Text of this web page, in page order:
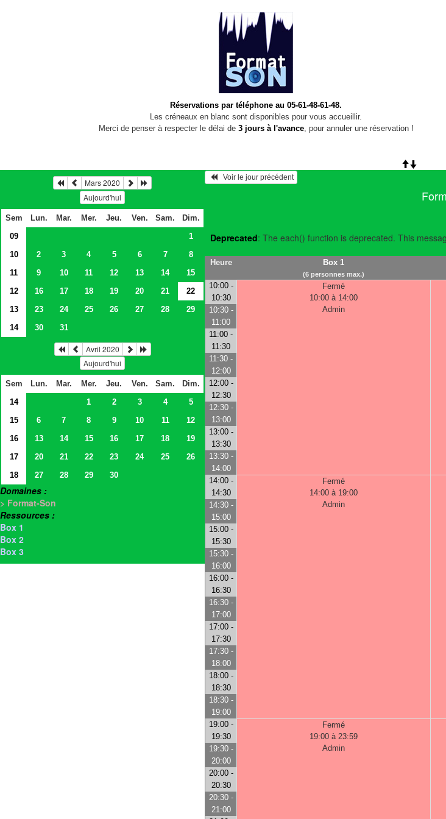
Réservations par téléphone au 05-61-48-61-48.
Les créneaux en blanc sont disponibles pour vous accueillir.
Merci de penser à respecter le délai de 3 jours à l'avance, pour annuler une réservation !
Mars 2020
Aujourd'hui
Sem Lun. Mar. Mer. Jeu. Ven. Sam.
Dim.
09
1
10
2 3 4 5 6 7
8
11
9 10 11 12 13 14
15
12
16 17 18 19 20 21
22
13
23 24 25 26 27 28
29
14
30 31
Avril 2020
Aujourd'hui
Sem Lun. Mar. Mer. Jeu. Ven. Sam.
Dim.
14
1 2 3 4
5
15
6 7 8 9 10 11
12
16
13 14 15 16 17 18
19
17
20 21 22 23 24 25
26
18
27 28 29 30
Domaines :
> Format-Son
Ressources :
Box 1
Box 2
Box 3
   Voir le jour précédent
Deprecated: The each() function is deprecated. This
Heure Box 1
(6 personnes max.)
10:00 -
10:30
Fermé
10:00 à 14:00
Admin
10:30 -
11:00
11:00 -
11:30
11:30 -
12:00
12:00 -
12:30
12:30 -
13:00
13:00 -
13:30
13:30 -
14:00
14:00 -
14:30
Fermé
14:00 à 19:00
Admin
14:30 -
15:00
15:00 -
15:30
15:30 -
16:00
16:00 -
16:30
16:30 -
17:00
17:00 -
17:30
17:30 -
18:00
18:00 -
18:30
18:30 -
19:00
19:00 -
19:30
Fermé
19:00 à 23:59
Admin
19:30 -
20:00
20:00 -
20:30
20:30 -
21:00